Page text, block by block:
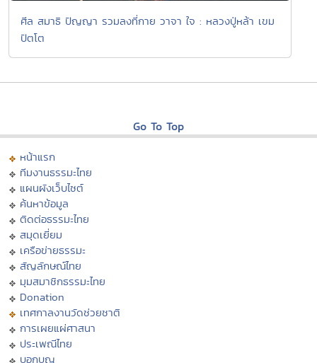
ศีล สมาธิ ปัญญา รวมลงที่กาย วาจา ใจ : หลวงปู่หล้า เขม
ปัตโต
Go To Top
หน้าแรก
ทีมงานธรรมะไทย
แผนผังเว็บไซต์
ค้นหาข้อมูล
ติดต่อธรรมะไทย
สมุดเยี่ยม
เครือข่ายธรรมะ
สัญลักษณ์ไทย
มุมสมาชิกธรรมะไทย
Donation
เทศกาลงานวัดช่วยชาติ
การเผยแผ่ศาสนา
ประเพณีไทย
บอกบุญ